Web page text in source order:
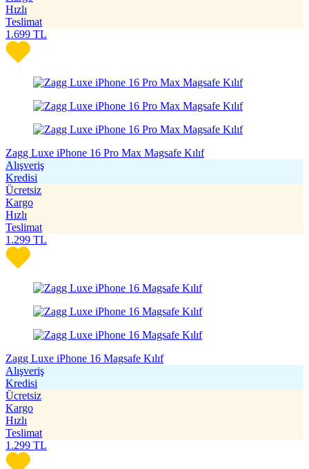
Hızlı
Teslimat
1.699 TL
Zagg Luxe iPhone 16 Pro Max Magsafe Kılıf
Alışveriş
Kredisi
Ücretsiz
Kargo
Hızlı
Teslimat
1.299 TL
Zagg Luxe iPhone 16 Magsafe Kılıf
Alışveriş
Kredisi
Ücretsiz
Kargo
Hızlı
Teslimat
1.299 TL